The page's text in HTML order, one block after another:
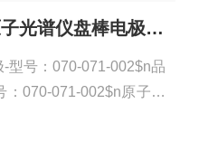
型号：070-071-002原子光谱仪盘棒电极-棒电极
型号：070-071-002$n品
：070-071-002$n原子发